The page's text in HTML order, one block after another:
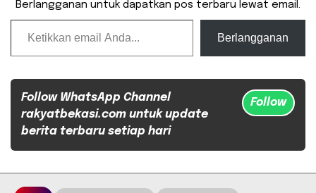
Berlangganan untuk dapatkan pos terbaru lewat email.
Ketikkan email Anda...
Berlangganan
Follow WhatsApp Channel
rakyatbekasi.com untuk update
berita terbaru setiap hari
Follow